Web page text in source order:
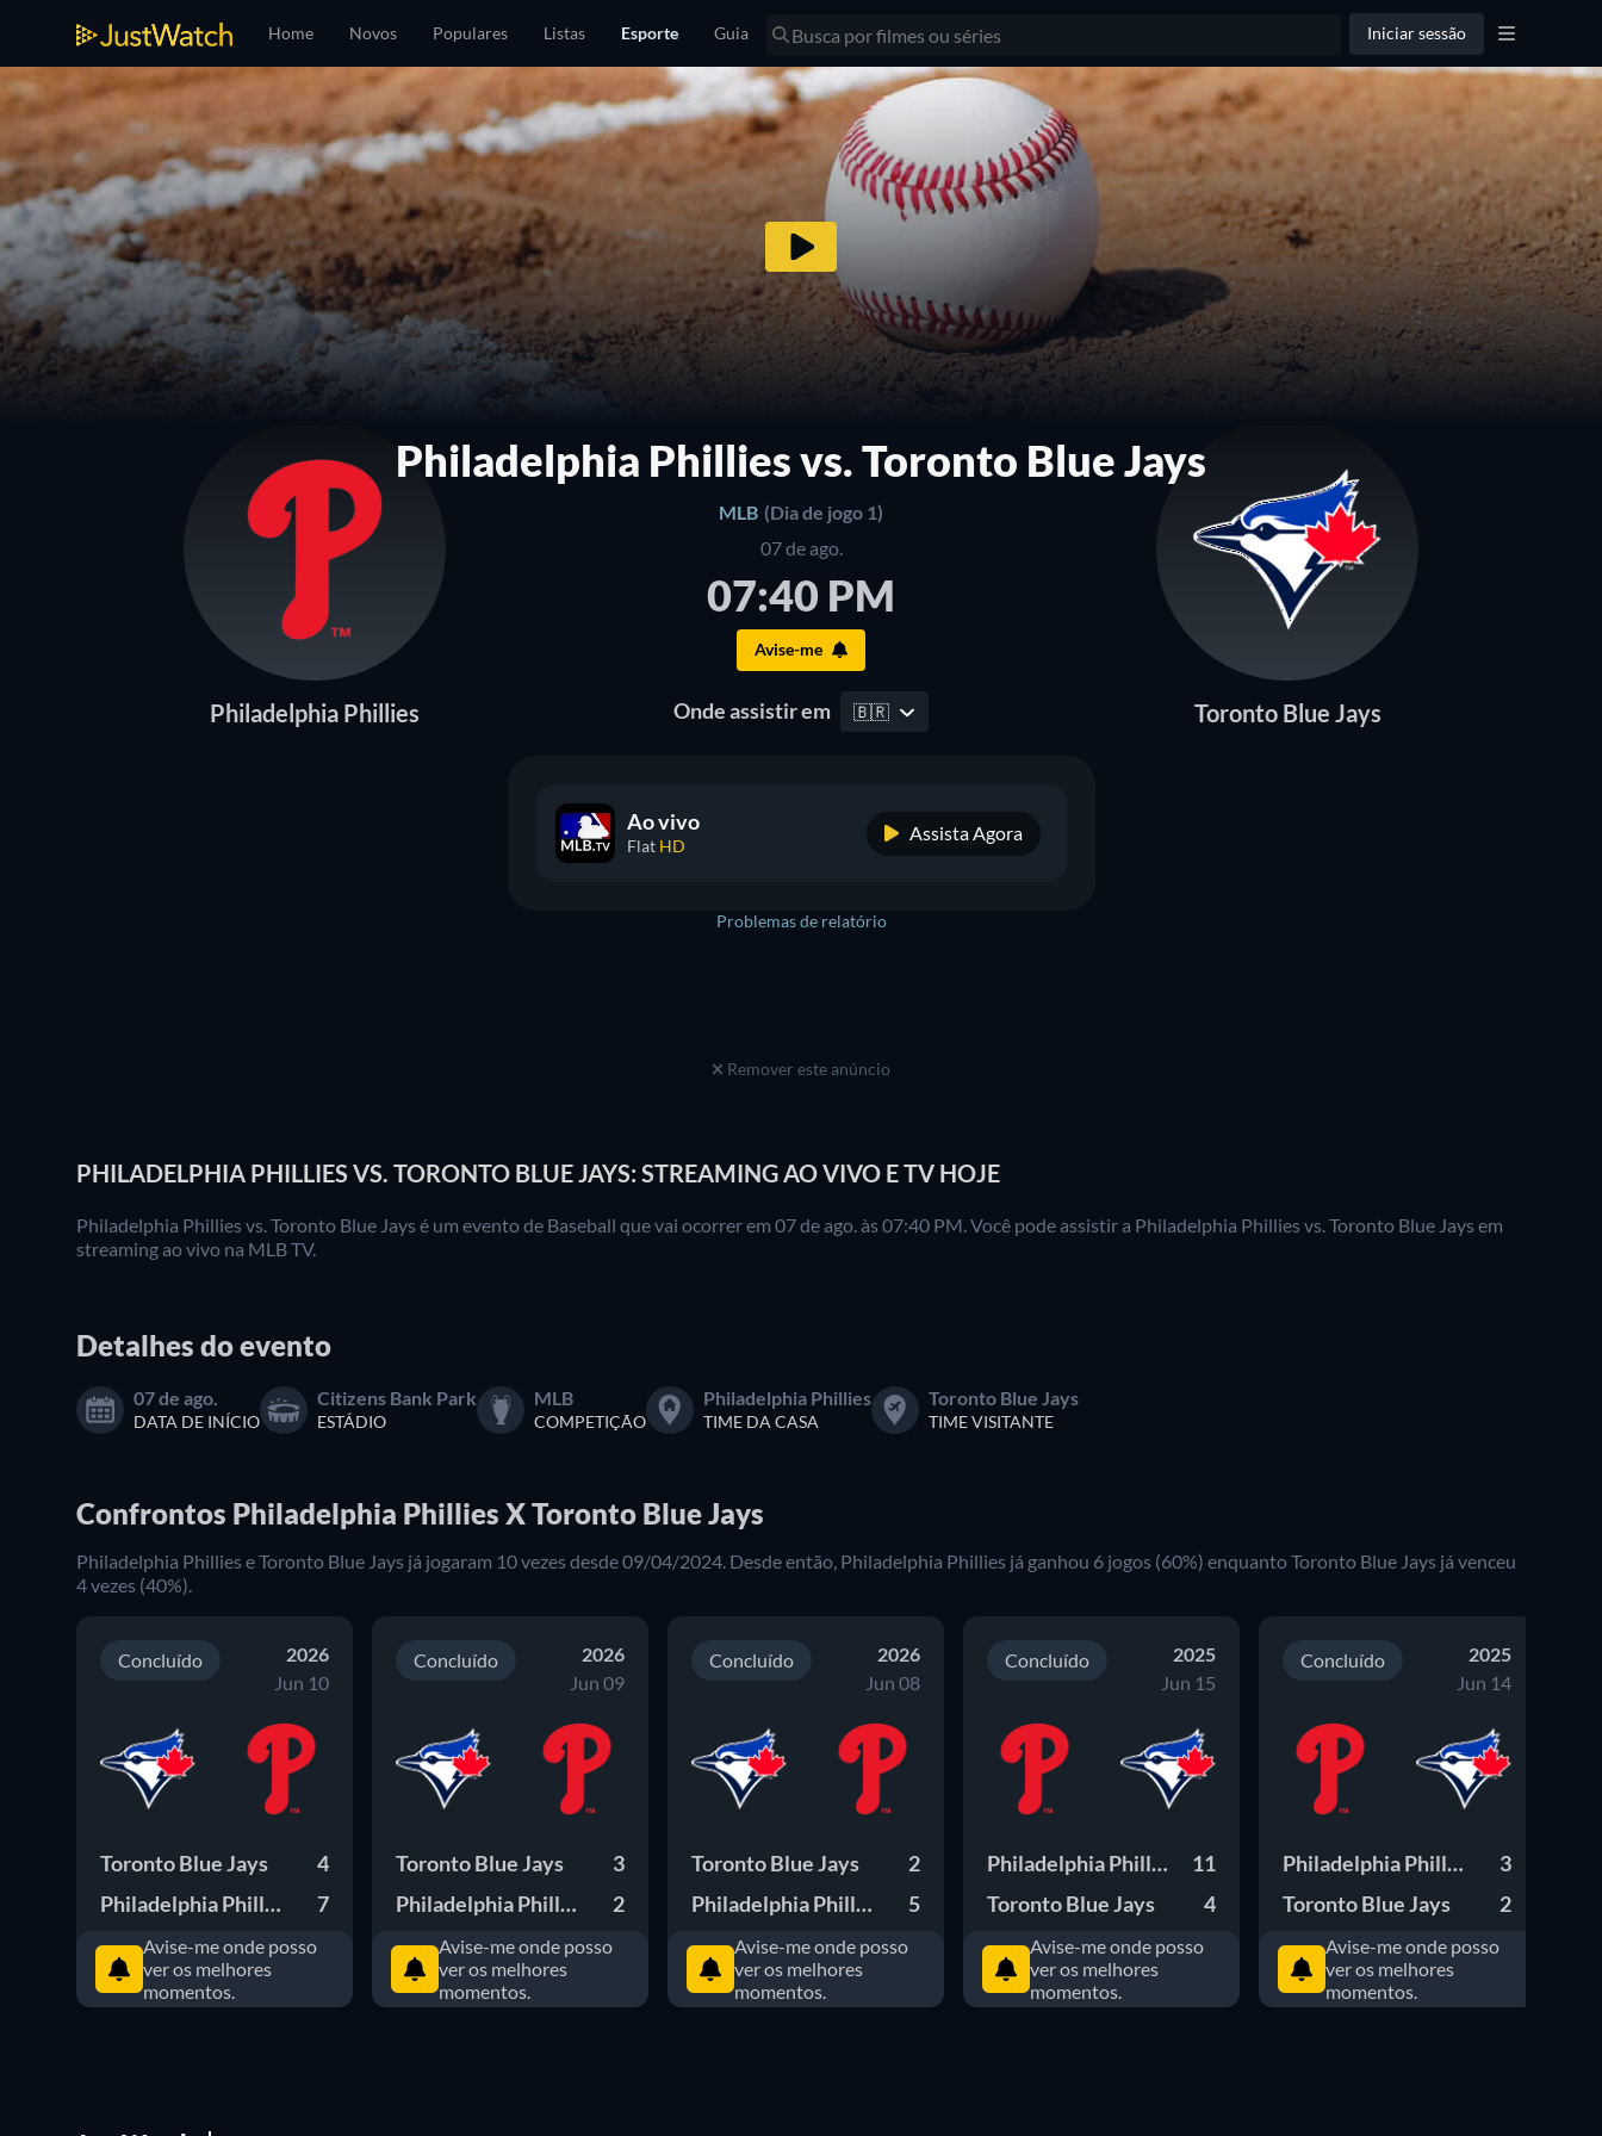
Home Novos Populares Listas Esporte Guia Iniciar sessão
Philadelphia Phillies vs. Toronto Blue Jays
MLB (Dia de jogo 1)
Philadelphia Phillies
07 de ago.
07:40 PM
Avise-me
Toronto Blue Jays
Onde assistir em 🇧🇷
Ao vivo
Flat HD
Assista Agora
Problemas de relatório
Remover este anúncio
PHILADELPHIA PHILLIES VS. TORONTO BLUE JAYS: STREAMING AO VIVO E TV HOJE
Philadelphia Phillies vs. Toronto Blue Jays é um evento de Baseball que vai ocorrer em 07 de ago. às 07:40 PM. Você pode assistir a Philadelphia Phillies vs. Toronto Blue Jays em
streaming ao vivo na MLB TV.
Detalhes do evento
07 de ago.
DATA DE INÍCIO
Citizens Bank Park
ESTÁDIO
MLB
COMPETIÇÃO
Philadelphia Phillies
TIME DA CASA
Toronto Blue Jays
TIME VISITANTE
Confrontos Philadelphia Phillies X Toronto Blue Jays
Philadelphia Phillies e Toronto Blue Jays já jogaram 10 vezes desde 09/04/2024. Desde então, Philadelphia Phillies já ganhou 6 jogos (60%) enquanto Toronto Blue Jays já venceu
4 vezes (40%).
Concluído
2026
Jun 10
Toronto Blue Jays
4
Philadelphia Phillies
7
Avise-me onde posso
ver os melhores
momentos.
Concluído
2026
Jun 09
Toronto Blue Jays
3
Philadelphia Phillies
2
Avise-me onde posso
ver os melhores
momentos.
Concluído
2026
Jun 08
Toronto Blue Jays
2
Philadelphia Phillies
5
Avise-me onde posso
ver os melhores
momentos.
Concluído
2025
Jun 15
Philadelphia Phillies
11
Toronto Blue Jays
4
Avise-me onde posso
ver os melhores
momentos.
Concluído
2025
Jun 14
Philadelphia Phillies
3
Toronto Blue Jays
2
Avise-me onde posso
ver os melhores
momentos.